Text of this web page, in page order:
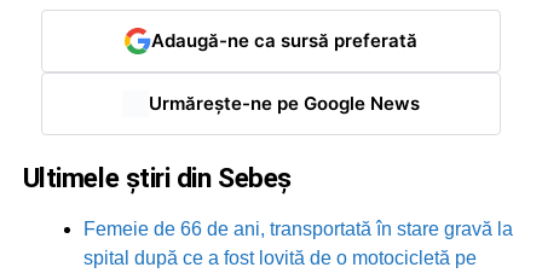
Adaugă-ne ca sursă preferată
Urmărește-ne pe Google News
Ultimele știri din Sebeș
Femeie de 66 de ani, transportată în stare gravă la
spital după ce a fost lovită de o motocicletă pe